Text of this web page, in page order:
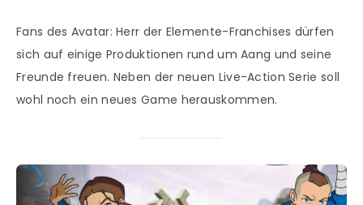
Fans des Avatar: Herr der Elemente-Franchises dürfen
sich auf einige Produktionen rund um Aang und seine
Freunde freuen. Neben der neuen Live-Action Serie soll
wohl noch ein neues Game herauskommen.